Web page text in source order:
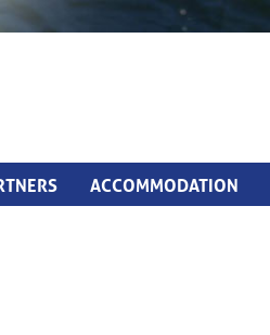
ACCOMMODATION